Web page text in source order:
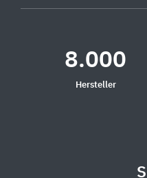
8.000
Hersteller